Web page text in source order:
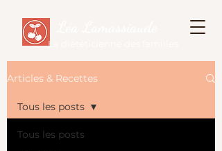
La diététicienne des familles
Articles & Recettes
Tous les posts
Tous les posts